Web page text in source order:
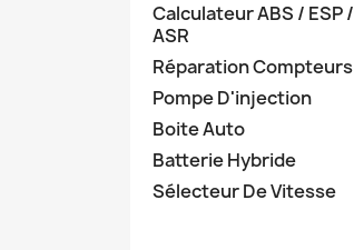
Calculateur ABS / ESP /
ASR
Réparation Compteurs
Pompe D'injection
Boite Auto
Batterie Hybride
Sélecteur De Vitesse